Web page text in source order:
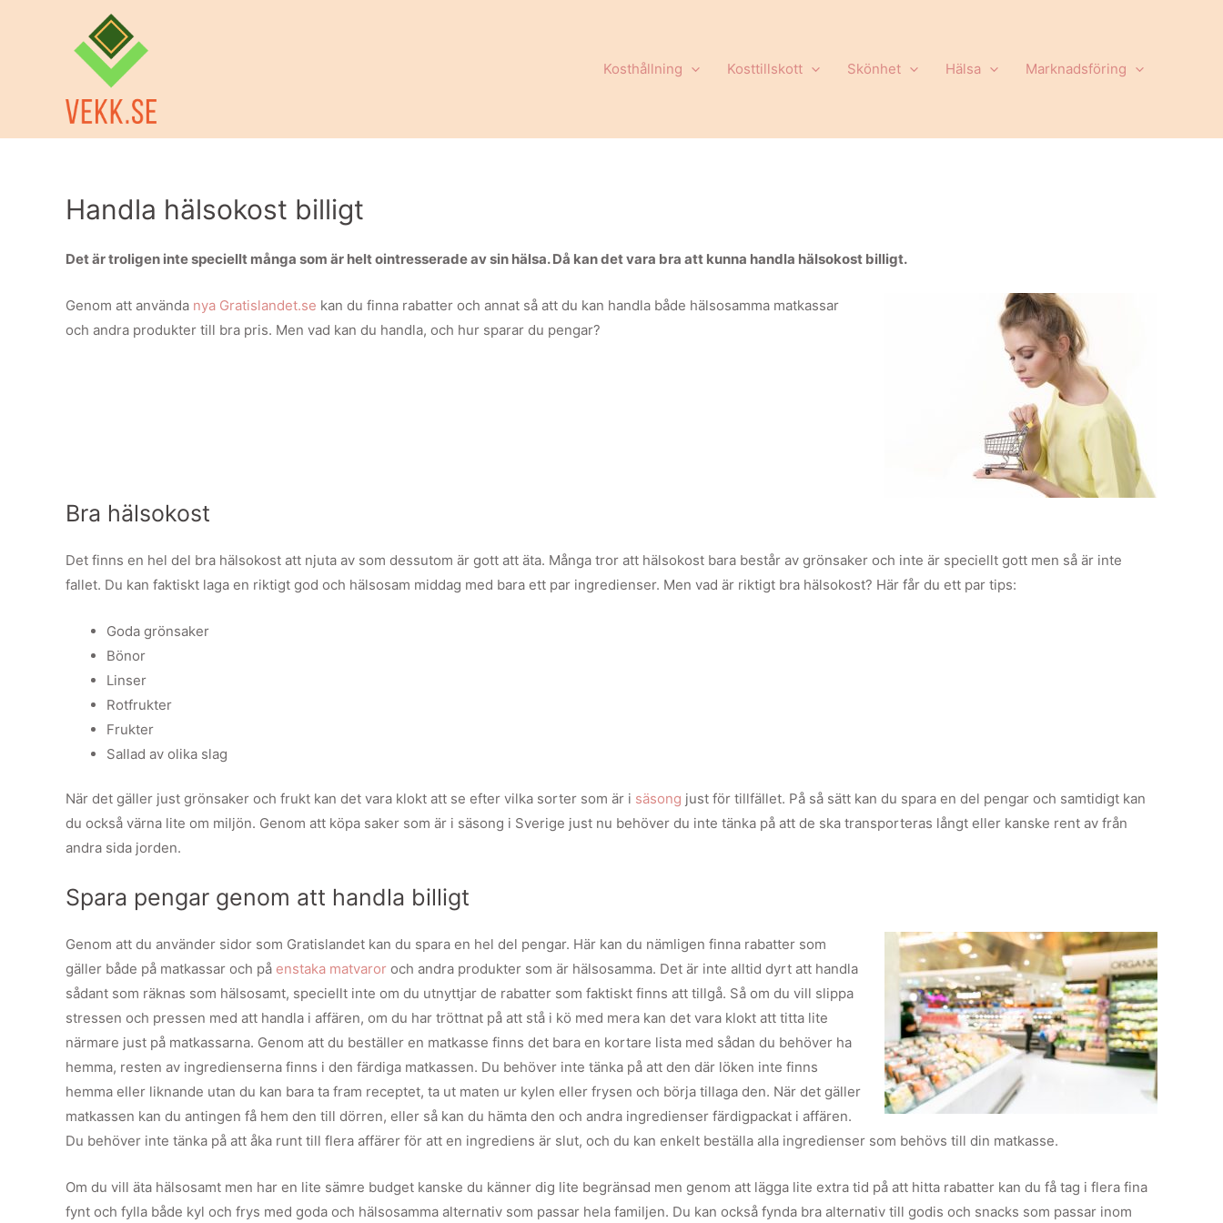
Kosthållning Kosttillskott Skönhet Hälsa Marknadsföring
Handla hälsokost billigt
Det är troligen inte speciellt många som är helt ointresserade av sin hälsa. Då kan det vara bra att kunna handla hälsokost billigt.
Genom att använda nya Gratislandet.se kan du finna rabatter och annat så att du kan handla både hälsosamma matkassar
och andra produkter till bra pris. Men vad kan du handla, och hur sparar du pengar?
Bra hälsokost
Det finns en hel del bra hälsokost att njuta av som dessutom är gott att äta. Många tror att hälsokost bara består av grönsaker och inte är speciellt gott men så är inte
fallet. Du kan faktiskt laga en riktigt god och hälsosam middag med bara ett par ingredienser. Men vad är riktigt bra hälsokost? Här får du ett par tips:
Goda grönsaker
Bönor
Linser
Rotfrukter
Frukter
Sallad av olika slag
När det gäller just grönsaker och frukt kan det vara klokt att se efter vilka sorter som är i säsong just för tillfället. På så sätt kan du spara en del pengar och samtidigt kan
du också värna lite om miljön. Genom att köpa saker som är i säsong i Sverige just nu behöver du inte tänka på att de ska transporteras långt eller kanske rent av från
andra sida jorden.
Spara pengar genom att handla billigt
Genom att du använder sidor som Gratislandet kan du spara en hel del pengar. Här kan du nämligen finna rabatter som
gäller både på matkassar och på enstaka matvaror och andra produkter som är hälsosamma. Det är inte alltid dyrt att handla
sådant som räknas som hälsosamt, speciellt inte om du utnyttjar de rabatter som faktiskt finns att tillgå. Så om du vill slippa
stressen och pressen med att handla i affären, om du har tröttnat på att stå i kö med mera kan det vara klokt att titta lite
närmare just på matkassarna. Genom att du beställer en matkasse finns det bara en kortare lista med sådan du behöver ha
hemma, resten av ingredienserna finns i den färdiga matkassen. Du behöver inte tänka på att den där löken inte finns
hemma eller liknande utan du kan bara ta fram receptet, ta ut maten ur kylen eller frysen och börja tillaga den. När det gäller
matkassen kan du antingen få hem den till dörren, eller så kan du hämta den och andra ingredienser färdigpackat i affären.
Du behöver inte tänka på att åka runt till flera affärer för att en ingrediens är slut, och du kan enkelt beställa alla ingredienser som behövs till din matkasse.
Om du vill äta hälsosamt men har en lite sämre budget kanske du känner dig lite begränsad men genom att lägga lite extra tid på att hitta rabatter kan du få tag i flera fina
fynt och fylla både kyl och frys med goda och hälsosamma alternativ som passar hela familjen. Du kan också fynda bra alternativ till godis och snacks som passar inom